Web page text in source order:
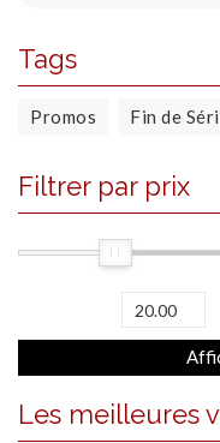
Tags
Promos Fin de
Filtrer par prix
Les meilleures